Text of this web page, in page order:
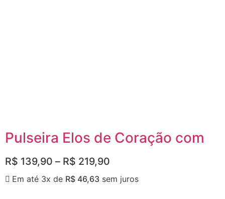
Pulseira Elos de Coração com
R$ 139,90 – R$ 219,90
Em até 3x de R$ 46,63 sem juros